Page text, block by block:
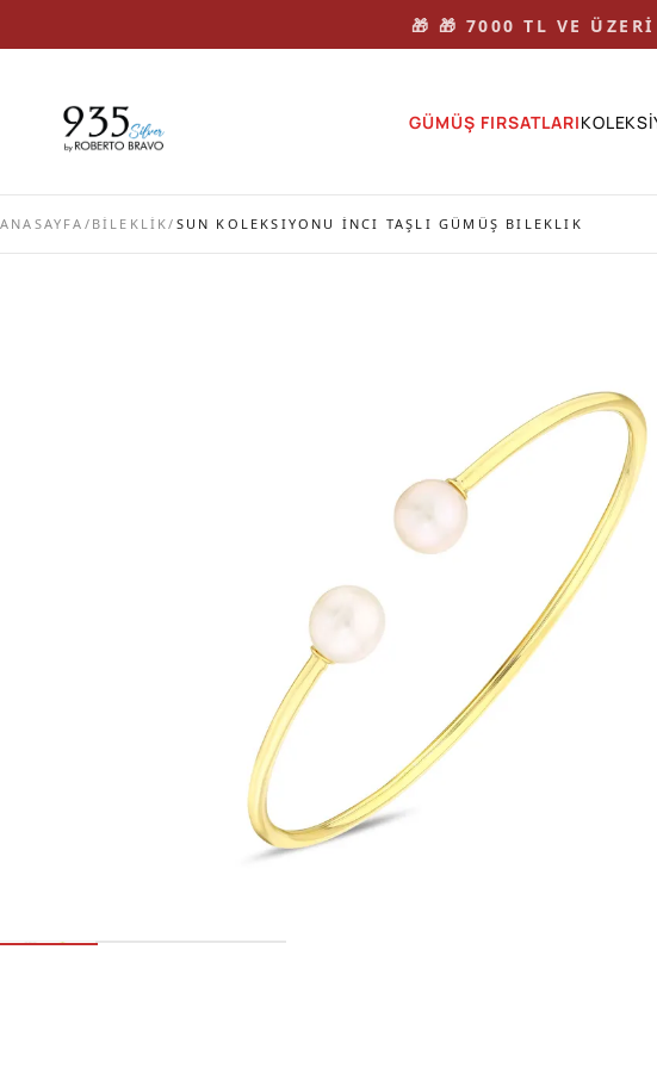
🎁 🎁 7000 TL VE
GÜMÜŞ FIRSATLARI
ANASAYFA / BİLEKLİK/ SUN KOLEKSIYONU İNCI TAŞLI GÜMÜŞ BILEKLIK